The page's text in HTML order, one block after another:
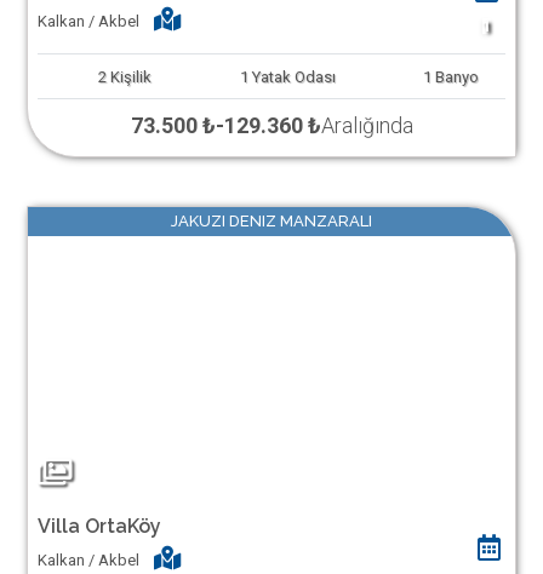
Kalkan / Akbel 1
2 Kişilik 1 Yatak Odası 1 Banyo
73.500 ₺-129.360 ₺Aralığında
JAKUZI DENIZ MANZARALI
Villa OrtaKöy
Kalkan / Akbel